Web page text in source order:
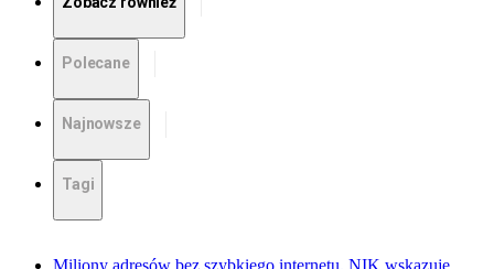
Polecane
Najnowsze
Tagi
Miliony adresów bez szybkiego internetu. NIK wskazuje